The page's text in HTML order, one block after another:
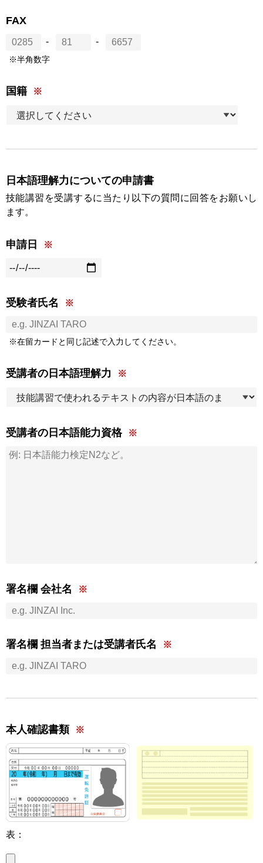
FAX
- -
※半角数字
国籍
日本語理解力についての申請書
技能講習を受講するに当たり以下の質問に回答をお願いし
ます。
申請日
受験者氏名
※在留カードと同じ記述で入力してください。
受講者の日本語理解力
受講者の日本語能力資格
署名欄 会社名
署名欄 担当者または受講者氏名
本人確認書類
表：